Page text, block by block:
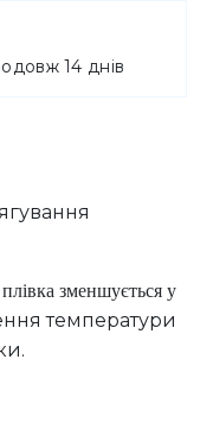
14 днів
плівка зменшується у
температури